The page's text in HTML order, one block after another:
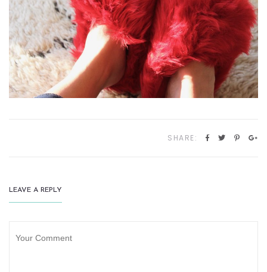
SHARE:
LEAVE A REPLY